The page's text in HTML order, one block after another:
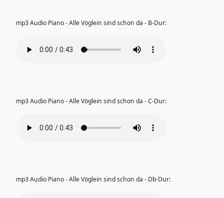
mp3 Audio Piano - Alle Vöglein sind schon da - B-Dur:
mp3 Audio Piano - Alle Vöglein sind schon da - C-Dur:
mp3 Audio Piano - Alle Vöglein sind schon da - Db-Dur: